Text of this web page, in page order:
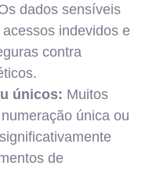
dados sensíveis
indevidos e
contra
únicos: Muitos
única ou
de